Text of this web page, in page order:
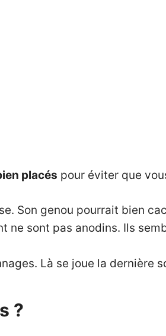
placés pour éviter que
Son genou pourrait bien
ne sont pas anodins. Ils
Là se joue la dernière
?